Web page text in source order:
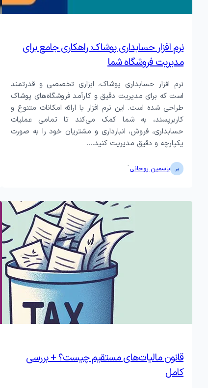
نرم افزار حسابداری پوشاک: راهکاری جامع برای
مدیریت فروشگاه شما
نرم افزار حسابداری پوشاک، ابزاری تخصصی و قدرتمند
است که برای مدیریت دقیق و کارآمد فروشگاه‌های پوشاک
طراحی شده است. این نرم افزار با ارائه امکانات متنوع و
کاربرپسند، به شما کمک می‌کند تا تمامی عملیات
حسابداری، فروش، انبارداری و مشتریان خود را به صورت
یکپارچه و دقیق مدیریت کنید.…
یاسمین روحانی·
قانون مالیات‌های مستقیم چیست؟ + بررسی
کامل